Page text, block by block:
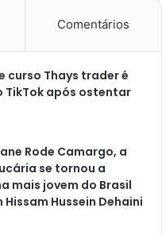
as partes
Como limpar
Indo desde a parte
pelo site UOL,em 02 de
deve ser feito uma vez
da parte a ser
Comentários
curso Thays trader é
TikTok após ostentar
Rode Camargo, a
se tornou a
mais jovem do Brasil
Hussein Dehaini